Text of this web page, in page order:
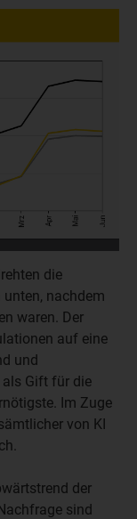
die
nachdem
waren. Der
auf eine
und
als Gift für die
Im Zuge
von KI
der
sind